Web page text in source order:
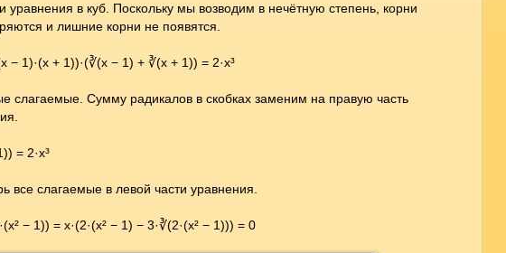
уравнения в куб. Поскольку мы возводим в нечётную степень, корни
и лишние корни не появятся.
− 1)·(x + 1))·(∛(x − 1) + ∛(x + 1)) = 2·x³
слагаемые. Сумму радикалов в скобках заменим на правую часть
= 2·x³
все слагаемые в левой части уравнения.
− 1)) = x·(2·(x² − 1) − 3·∛(2·(x² − 1))) = 0